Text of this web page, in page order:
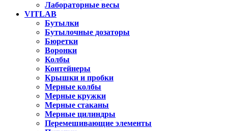
Лабораторные весы
VITLAB
Бутылки
Бутылочные дозаторы
Бюретки
Воронки
Колбы
Контейнеры
Крышки и пробки
Мерные колбы
Мерные кружки
Мерные стаканы
Мерные цилиндры
Перемешивающие элементы